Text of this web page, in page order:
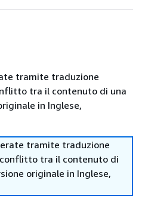
tramite traduzione
tra il contenuto di una
in Inglese,
tramite traduzione
tra il contenuto di
originale in Inglese,